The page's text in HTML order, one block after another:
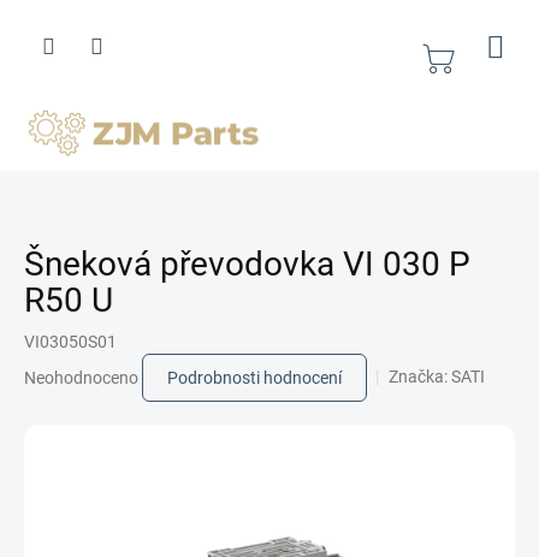
obsah
Nákupní
Šneková převodovka VI 030 P
R50 U
VI03050S01
hodnocení
Neohodnoceno Podrobnosti hodnocení Značka:SATI